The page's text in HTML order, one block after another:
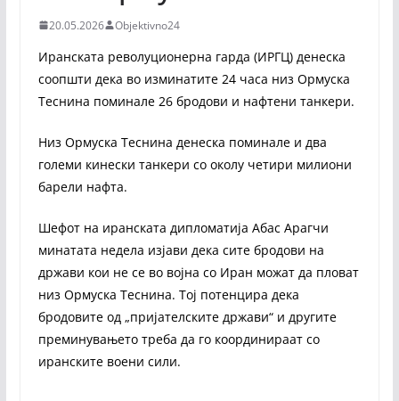
20.05.2026 Objektivno24
Иранската револуционерна гарда (ИРГЦ) денеска
соопшти дека во изминатите 24 часа низ Ормуска
Теснина поминале 26 бродови и нафтени танкери.
Низ Ормуска Теснина денеска поминале и два
големи кинески танкери со околу четири милиони
барели нафта.
Шефот на иранската дипломатија Абас Арагчи
минатата недела изјави дека сите бродови на
држави кои не се во војна со Иран можат да пловат
низ Ормуска Теснина. Тој потенцира дека
бродовите од „пријателските држави“ и другите
преминувањето треба да го координираат со
иранските воени сили.